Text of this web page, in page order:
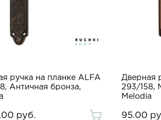
ручка на планке ALFA
Античная бронза,
руб.
Дверная
293/158,
Melodia
95.00